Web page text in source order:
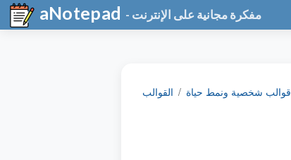
aNotepad - مفكرة مجانية على الإنترنت
القوالب قوالب شخصية ونمط حياة